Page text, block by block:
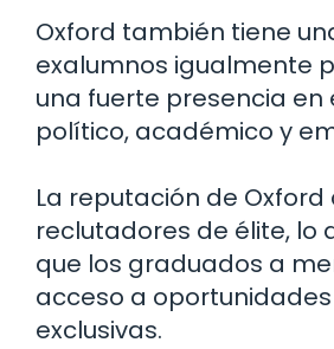
Oxford también tiene
exalumnos igualmente
una fuerte presencia en
político, académico y
La reputación de
reclutadores de élite, lo
que los graduados a
acceso a
exclusivas.